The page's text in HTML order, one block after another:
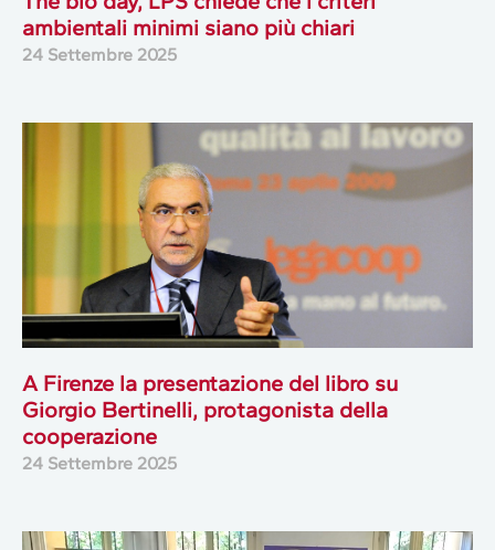
ambientali minimi siano più chiari
24 Settembre 2025
A Firenze la presentazione del libro su
Giorgio Bertinelli, protagonista della
cooperazione
24 Settembre 2025